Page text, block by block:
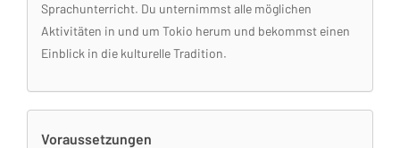
Sprachunterricht. Du unternimmst alle möglichen
Aktivitäten in und um Tokio herum und bekommst einen
Einblick in die kulturelle Tradition.
Voraussetzungen